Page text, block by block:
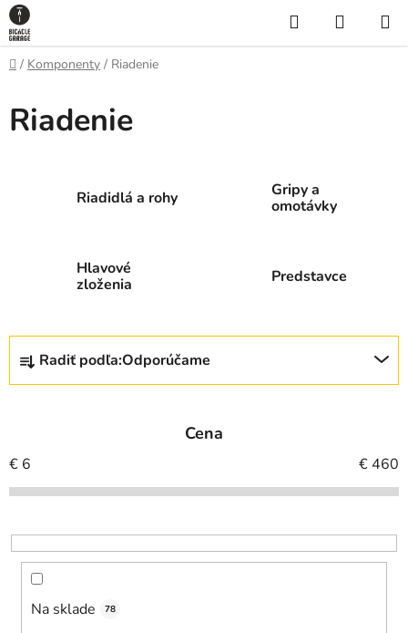
Prejsť
na
obsah
Hľadať
KOŠÍK
Domov
/ Komponenty / Riadenie
Riadenie
Riadidlá a rohy
Gripy a
omotávky
Hlavové
zloženia
Predstavce
R
d
i
e
r
o
Radiť podľa:Odporúčame
Cena
€ 6 € 460
Na sklade 78